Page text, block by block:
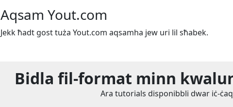
Aqsam Yout.com
Jekk ħadt gost tuża Yout.com aqsamha jew uri lil sħabek.
Bidla fil-format minn
Ara tutorials disponibbli dwar iċ-